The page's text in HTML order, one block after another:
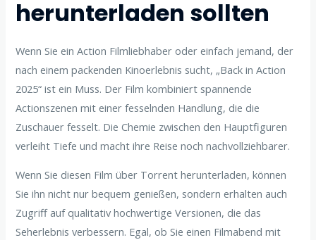
herunterladen sollten
Wenn Sie ein Action Filmliebhaber oder einfach jemand, der
nach einem packenden Kinoerlebnis sucht, „Back in Action
2025“ ist ein Muss. Der Film kombiniert spannende
Actionszenen mit einer fesselnden Handlung, die die
Zuschauer fesselt. Die Chemie zwischen den Hauptfiguren
verleiht Tiefe und macht ihre Reise noch nachvollziehbarer.
Wenn Sie diesen Film über Torrent herunterladen, können
Sie ihn nicht nur bequem genießen, sondern erhalten auch
Zugriff auf qualitativ hochwertige Versionen, die das
Seherlebnis verbessern. Egal, ob Sie einen Filmabend mit